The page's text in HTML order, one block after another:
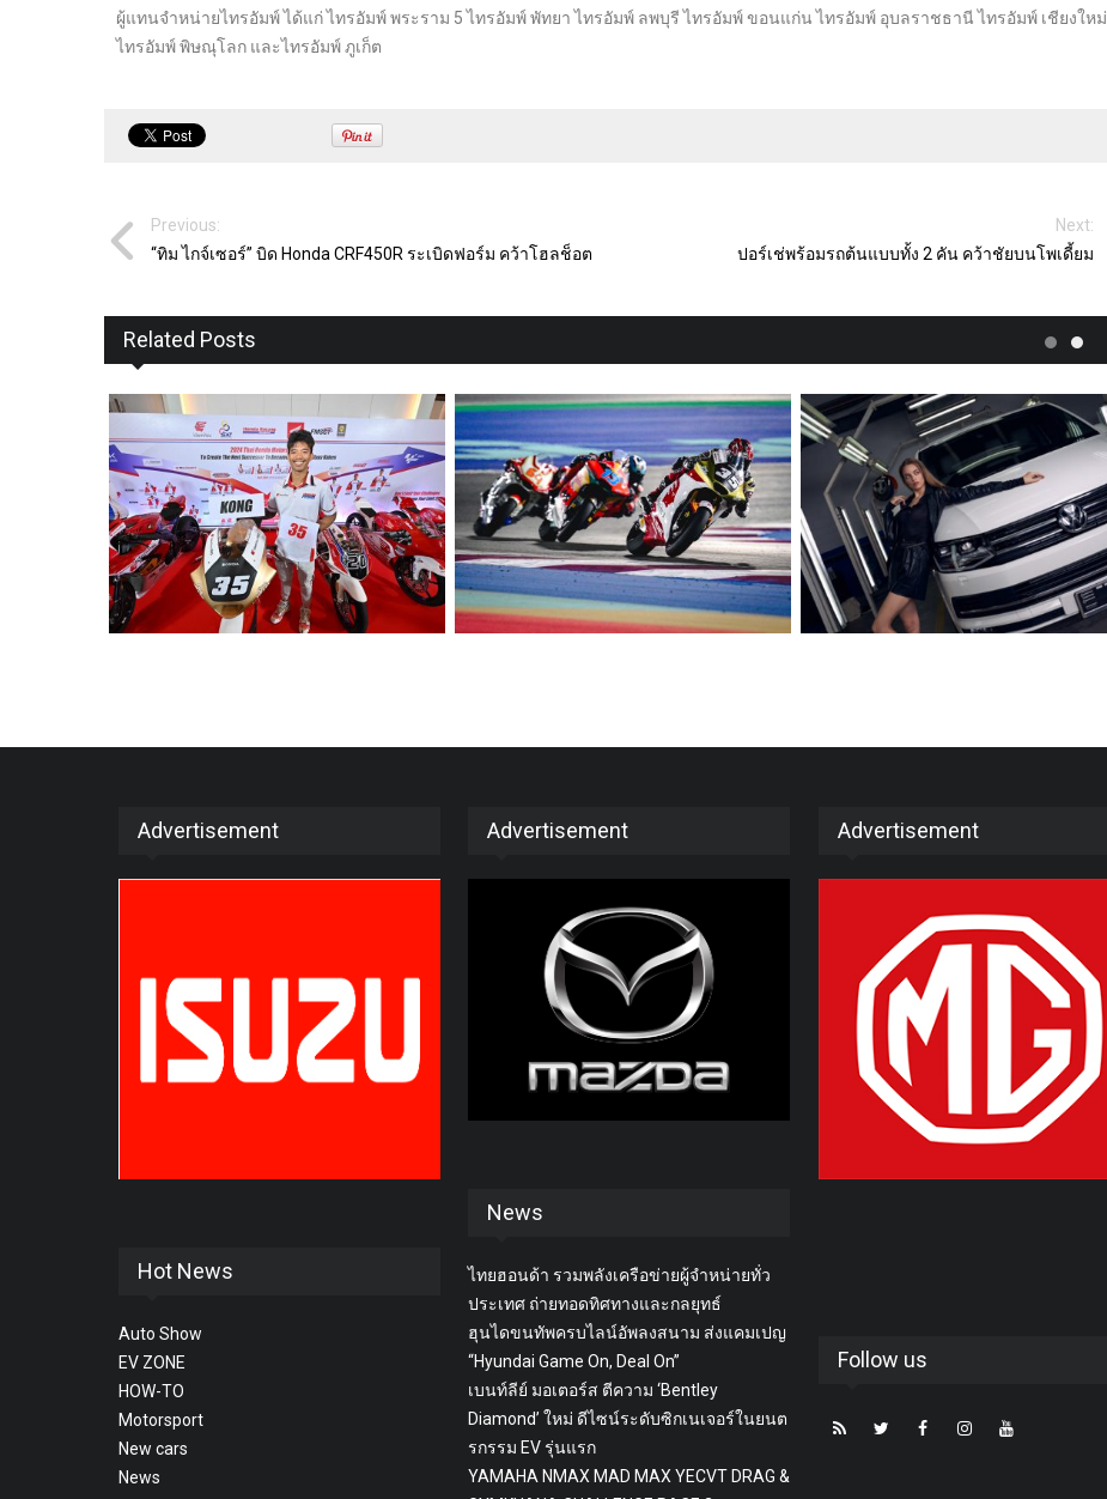
ผู้แทนจำหน่ายไทรอัมพ์ ได้แก่ ไทรอัมพ์ พระราม 5 ไทรอัมพ์ พัทยา ไทรอัมพ์ ลพบุรี ไทรอัมพ์ ขอนแก่น ไทรอัมพ์ อุบลราชธานี ไทรอัมพ์ เชียงใหม่
ไทรอัมพ์ พิษณุโลก และไทรอัมพ์ ภูเก็ต
Previous:
“ทิม ไกจ์เซอร์” บิด Honda CRF450R ระเบิดฟอร์ม คว้าโฮลช็อต
Next:
ปอร์เช่พร้อมรถต้นแบบทั้ง 2 คัน คว้าชัยบนโพเดี้ยม
Related Posts
Advertisement
Hot News
Auto Show
EV ZONE
HOW-TO
Motorsport
New cars
News
Advertisement
News
ไทยฮอนด้า รวมพลังเครือข่ายผู้จำหน่ายทั่ว
ประเทศ ถ่ายทอดทิศทางและกลยุทธ์
ฮุนไดขนทัพครบไลน์อัพลงสนาม ส่งแคมเปญ
“Hyundai Game On, Deal On”
เบนท์ลีย์ มอเตอร์ส ตีความ ‘Bentley
Diamond’ ใหม่ ดีไซน์ระดับซิกเนเจอร์ในยนต
รกรรม EV รุ่นแรก
YAMAHA NMAX MAD MAX YECVT DRAG &
Advertisement
Follow us